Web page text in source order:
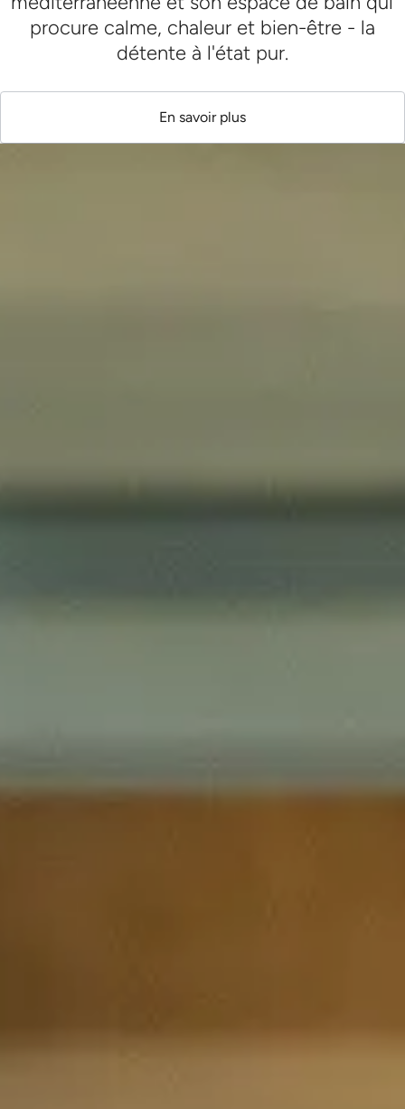
procure calme, chaleur et bien-être - la
détente à l'état pur.
En savoir plus